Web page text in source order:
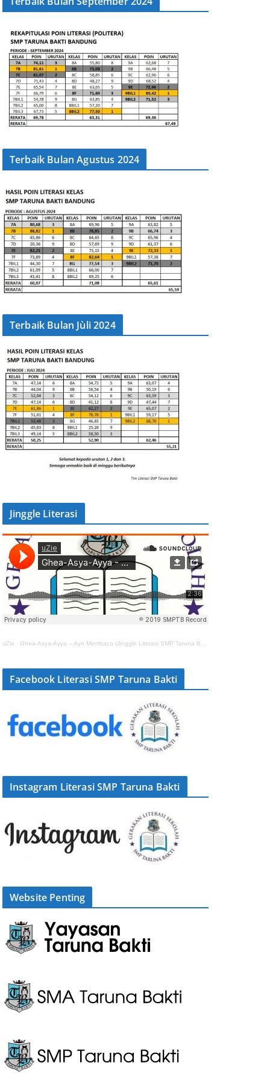
r
Terbaik Bulan Agustus 2024
Terbaik Bulan Jùli 2024
Jinggle Literasi
uZie · Ghea-Asya-Ayya – Ayo Membaca (Jinggle Literasi SMP Taruna Bakti)
Facebook Literasi SMP Taruna Bakti
Instagram Literasi SMP Taruna Bakti
Website Penting